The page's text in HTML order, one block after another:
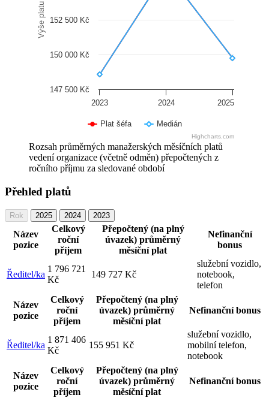
Výše platu
Plat šéfa Medián
2023 2024 2025
147 500 Kč
150 000 Kč
152 500 Kč
Highcharts.com
Rozsah průměrných manažerských měsíčních platů
vedení organizace (včetně odměn) přepočtených z
ročního příjmu za sledované období
Přehled platů
Rok 2025 2024 2023
Název
pozice
Celkový
roční
příjem
Přepočtený (na plný
úvazek) průměrný
měsíční plat
Nefinanční
bonus
Ředitel/ka
1 796 721
Kč
149 727 Kč
služební vozidlo,
notebook,
telefon
Název
pozice
Celkový
roční
příjem
Přepočtený (na plný
úvazek) průměrný
měsíční plat
Nefinanční bonus
Ředitel/ka
1 871 406
Kč
155 951 Kč
služební vozidlo,
mobilní telefon,
notebook
Název
pozice
Celkový
roční
příjem
Přepočtený (na plný
úvazek) průměrný
měsíční plat
Nefinanční bonus